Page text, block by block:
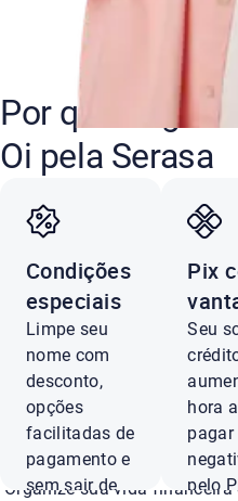
com
Organize sua vida
Por que
Oi pela Serasa
Condições
especiais
Limpe seu
nome com
desconto,
opções
facilitadas de
pagamento e
sem sair de
Pix
Seu
hora
pelo